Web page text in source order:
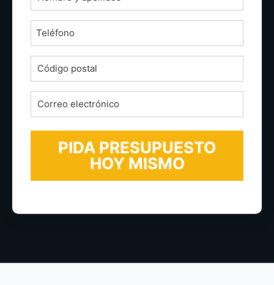
completo
*Teléfono
Código
postal
*Correo
electrónico
*